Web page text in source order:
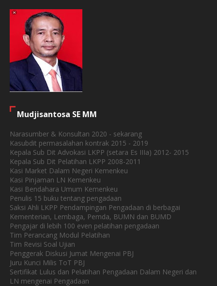
Mudjisantosa SE MM
Narasumber & Konsultan 2020 - sekarang
Kasubdit permasalahan kontrak 2015 - 2019
Kepala Sub Dit Advokasi LKPP (setara Es IIIa) 2012- 2015
Kepala Sub Dit Pelatihan LKPP 2008-2011
Kasi Market Dalam Negeri Kemenkeu
Kasi Pinjaman LN Kemenkeu
Kasi Bendahara Umum Kemenkeu
Penulis 15 buku tentang pengadaan
Saksi Ahli LKPP Pendampingan Pengadaan di berbagai
Kementerian, Lembaga, Pemda, BUMN dan BUMD
Pengajar di lebih 100 even pelatihan pengadaan
Tim Perancang Modul Pelatihan
Tim Revisi Soal Ujian
Penggerak Diskusi Jumat Mengenai PBJ
Juru Kunci Milis ToT PBJ
Sertifikat Lulus dan Pelatihan Pengadaan Dalam Negeri dan
LN mengenai Pengadaan